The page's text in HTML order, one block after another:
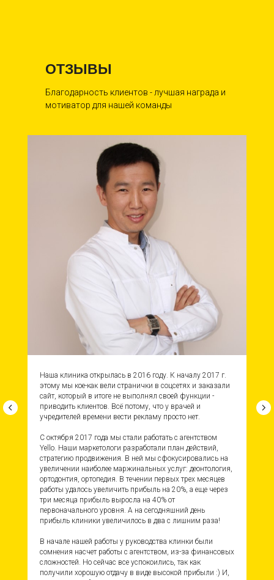
ОТЗЫВЫ
Благодарность клиентов - лучшая награда и
мотиватор для нашей команды
Наша клиника открылась в 2016 году. К началу 2017 г.
этому мы кое-как вели странички в соцсетях и заказали
сайт, который в итоге не выполнял своей функции -
приводить клиентов. Всё потому, что у врачей и
учредителей времени вести рекламу просто нет.
С октября 2017 года мы стали работать с агентством
Yello. Наши маркетологи разработали план действий,
стратегию продвижения. В ней мы сфокусировались на
увеличении наиболее маржинальных услуг: деонтология,
ортодонтия, ортопедия. В течении первых трех месяцев
работы удалось увеличить прибыль на 20%, а еще через
три месяца прибыль выросла на 40% от
первоначального уровня. А на сегодняшний день
прибыль клиники увеличилось в два с лишним раза!
В начале нашей работы у руководства клинки были
сомнения насчет работы с агентством, из-за финансовых
сложностей. Но сейчас все успокоились, так как
получили хорошую отдачу в виде высокой прибыли :) И,